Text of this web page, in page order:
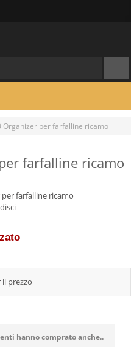
Organizer per farfalline ricamo
farfalline ricamo
il prezzo
hanno comprato anche..